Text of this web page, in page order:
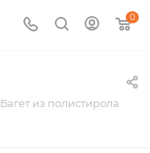
0
Багет из полистирола